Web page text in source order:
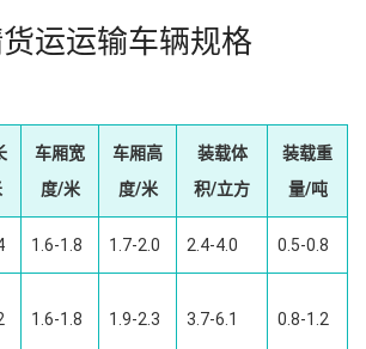
运运输车辆规格
车厢宽
度/米
车厢高
度/米
装载体
积/立方
装载重
量/吨
1.6-1.8 1.7-2.0 2.4-4.0 0.5-0.8
1.6-1.8 1.9-2.3 3.7-6.1 0.8-1.2